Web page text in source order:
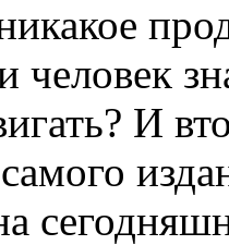
человек
И